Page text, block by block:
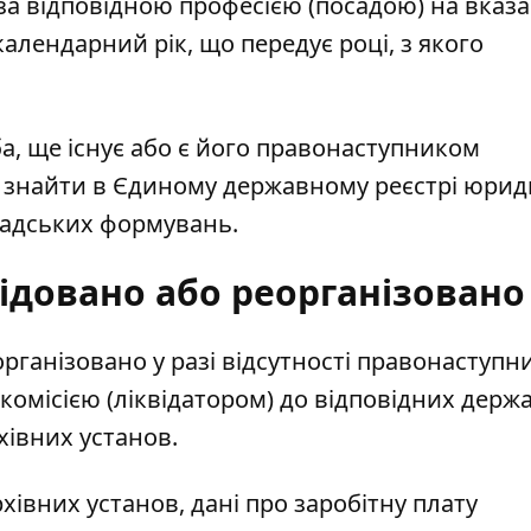
рік, що передує році, з якого
ще існує або є його правонаступником
в Єдиному державному реєстрі
формувань.
або реорганізовано
у разі відсутності
(ліквідатором) до відповідних
установ.
установ, дані про заробітну плату